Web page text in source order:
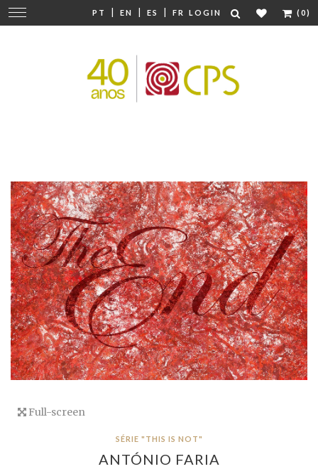
PT | EN | ES | FR LOGIN (0)
Change
navigation
Full-screen
SÉRIE "THIS IS NOT"
ANTÓNIO FARIA